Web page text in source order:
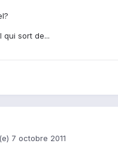
qui sort de...
7 octobre 2011